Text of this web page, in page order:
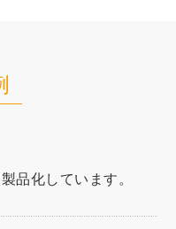
品化しています。